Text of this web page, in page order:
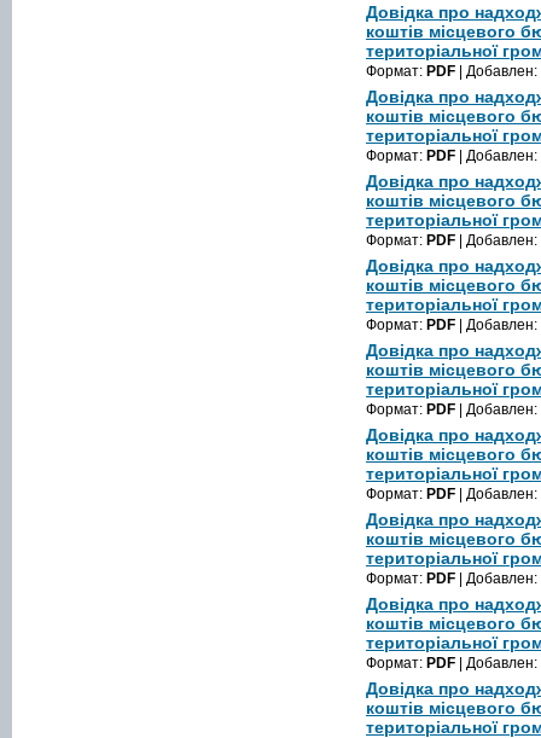
Довідка про
коштів місцевого
територіальної
Формат: PDF | Добавлен:
Довідка про
коштів місцевого
територіальної
Формат: PDF | Добавлен:
Довідка про
коштів місцевого
територіальної
Формат: PDF | Добавлен:
Довідка про
коштів місцевого
територіальної
Формат: PDF | Добавлен:
Довідка про
коштів місцевого
територіальної
Формат: PDF | Добавлен:
Довідка про
коштів місцевого
територіальної
Формат: PDF | Добавлен:
Довідка про
коштів місцевого
територіальної
Формат: PDF | Добавлен:
Довідка про
коштів місцевого
територіальної
Формат: PDF | Добавлен:
Довідка про
коштів місцевого
територіальної